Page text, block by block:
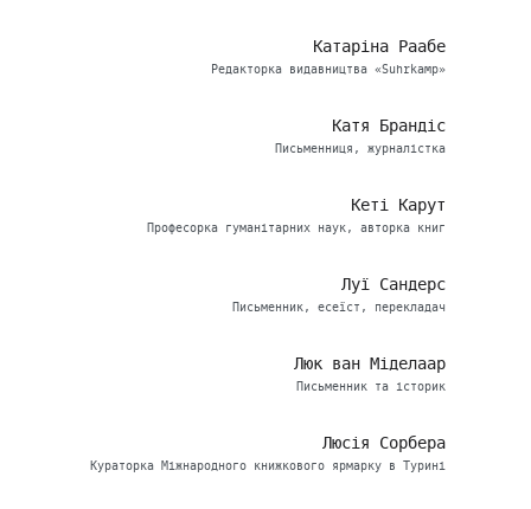
Катаріна Раабе
Редакторка видавництва «Suhrkamp»
Катя Брандіс
Письменниця, журналістка
Кеті Карут
Професорка гуманітарних наук, авторка книг
Луї Сандерс
Письменник, есеїст, перекладач
Люк ван Міделаар
Письменник та історик
Люсія Сорбера
Кураторка Міжнародного книжкового ярмарку в Турині